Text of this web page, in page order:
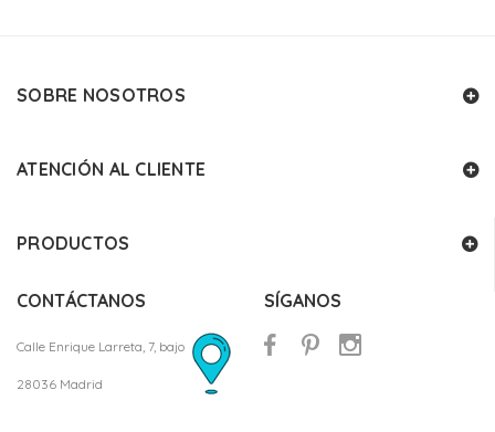
SOBRE NOSOTROS
ATENCIÓN AL CLIENTE
PRODUCTOS
CONTÁCTANOS
Calle Enrique Larreta, 7, bajo
28036 Madrid
SÍGANOS